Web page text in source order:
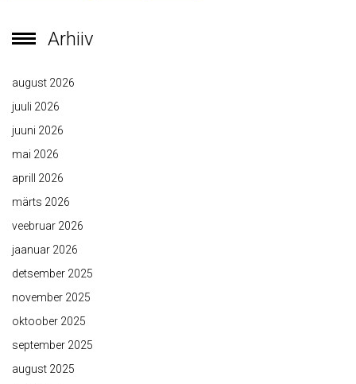
Arhiiv
august 2026
juuli 2026
juuni 2026
mai 2026
aprill 2026
märts 2026
veebruar 2026
jaanuar 2026
detsember 2025
november 2025
oktoober 2025
september 2025
august 2025